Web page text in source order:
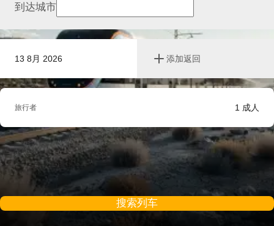
13 8月 2026 添加返回
到达城市
旅行者 1 成人
搜索列车